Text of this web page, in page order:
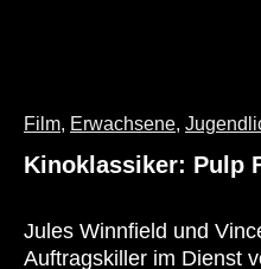
Film, Erwachsene,
Kinoklassiker: Pulp
Jules Winnfield und
Auftragskiller im Dienst